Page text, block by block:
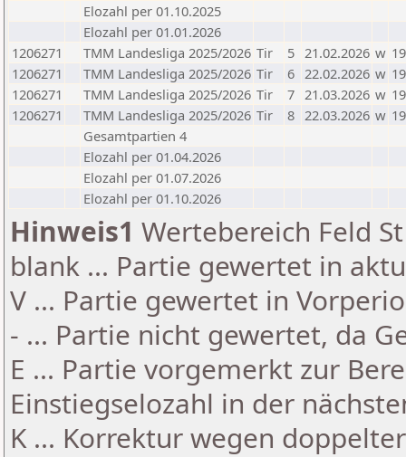
Elozahl per 01.10.2025
Elozahl per 01.01.2026
1206271
TMM Landesliga 2025/2026 Tir 5 21.02.2026 w
1206271
TMM Landesliga 2025/2026 Tir 6 22.02.2026 w
1206271
TMM Landesliga 2025/2026 Tir 7 21.03.2026 w
1206271
TMM Landesliga 2025/2026 Tir 8 22.03.2026 w
Gesamtpartien 4
Elozahl per 01.04.2026
Elozahl per 01.07.2026
Elozahl per 01.10.2026
Hinweis1 Wertebereich Feld
blank ... Partie gewertet in
V ... Partie gewertet in
- ... Partie nicht gewertet, da
E ... Partie vorgemerkt zur
Einstiegselozahl in der
K ... Korrektur wegen